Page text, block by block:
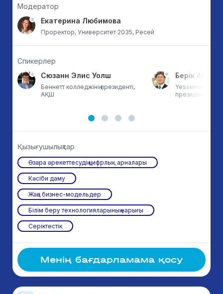
Модератор
Екатерина Любимова
Проректор, Университет 2035, Ресей
Спикерлер
Сюзанн Элис Уолш
Беннетт колледжінің президенті,
АҚШ
Берік
Yessenov
президенті,
Қызығушылықтар
Өзара әрекеттесудің цифрлық арналары
Кәсіби даму
Жаңа бизнес-модельдер
Білім беру технологияларының нарығы
Серіктестік
Менің бағдарламама қосу